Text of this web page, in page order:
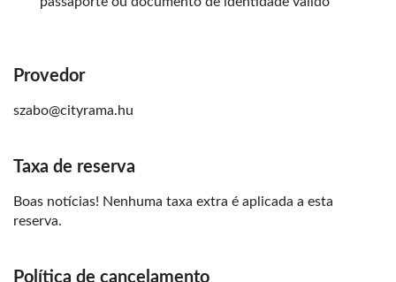
Provedor
szabo@cityrama.hu
Taxa de reserva
Boas notícias! Nenhuma taxa extra é aplicada a esta
reserva.
Política de cancelamento